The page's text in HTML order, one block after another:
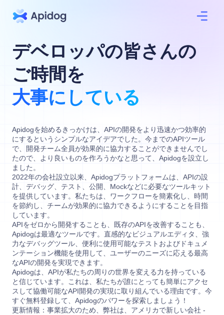
デベロッパの皆さんの
ご時間を
大事にしている
Apidogを始めるきっかけは、APIの開発をより迅速かつ効率的
にするというシンプルなアイデアでした。今までのAPIツール
で、開発チーム全員が効果的に協力することができませんでし
たので、より良いものを作ろうかなと思って、Apidogを設立し
ました。
2022年の会社設立以来、Apidogプラットフォームは、APIの設
計、デバッグ、テスト、公開、Mockなどに必要なツールキット
を提供しています。私たちは、ワークフローを簡素化し、時間
を節約し、チームが効果的に協力できるようにすることを目指
しています。
APIをゼロから開発することも、既存のAPIを改善することも、
Apidogは最適なツールです。直感的なビジュアルエディタ、強
力なデバッグツール、便利に使用可能なテストおよびドキュメ
ンテーション機能を使用して、ユーザーのニーズに応える最高
なAPIの開発を実現できます。
Apidogは、APIが私たちの周りの世界を変える力を持っている
と信じています。これは、私たちが誰にとっても簡単にアクセ
スして協働可能なAPI開発の実現に取り組んでいる理由です。今
すぐ無料登録して、Apidogのパワーを探索しましょう！
更新情報：事業拡大のため、弊社は、アメリカで新しい会社 -